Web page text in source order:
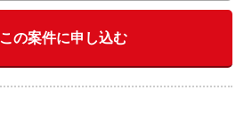
この案件に申し込む